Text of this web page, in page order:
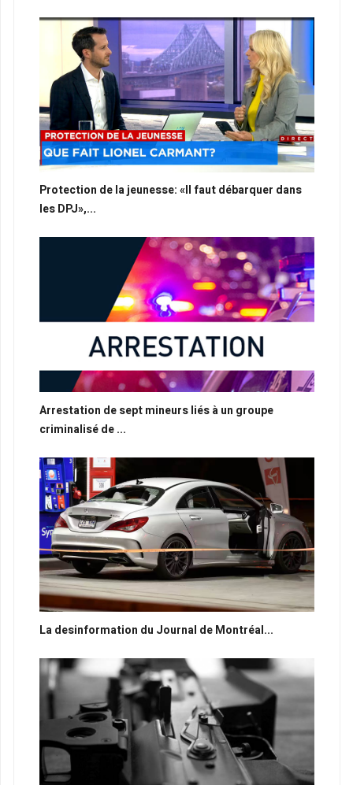
Protection de la jeunesse: «Il faut débarquer dans
les DPJ»,...
Arrestation de sept mineurs liés à un groupe
criminalisé de ...
La desinformation du Journal de Montréal...